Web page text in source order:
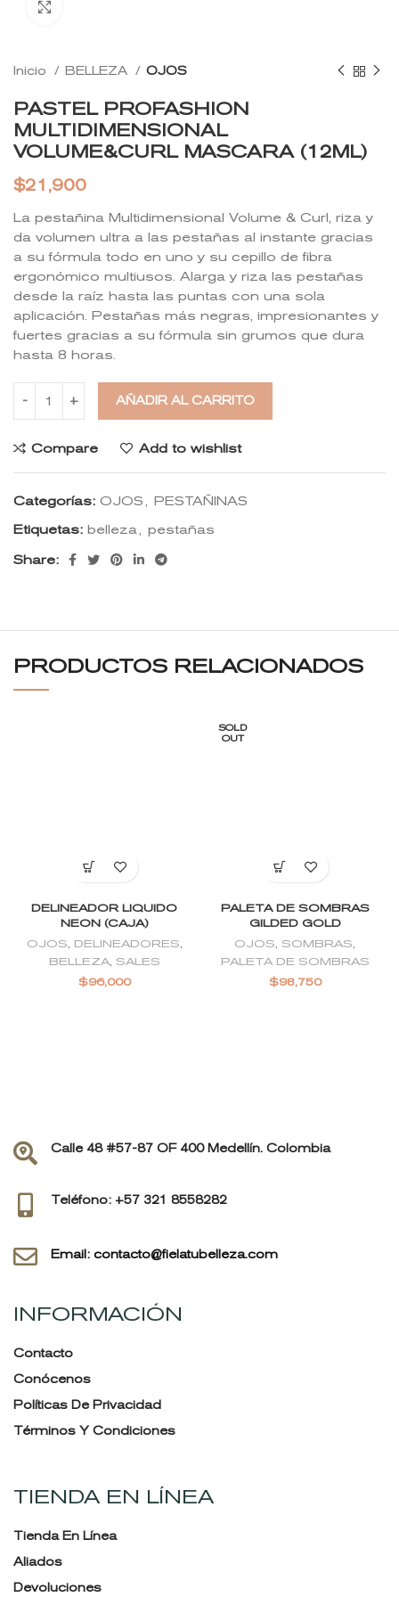
Inicio BELLEZA OJOS
PASTEL PROFASHION
MULTIDIMENSIONAL
VOLUME&CURL MASCARA (12ML)
$21,900
La pestañina Multidimensional Volume & Curl, riza y
da volumen ultra a las pestañas al instante gracias
a su fórmula todo en uno y su cepillo de fibra
ergonómico multiusos. Alarga y riza las pestañas
desde la raíz hasta las puntas con una sola
aplicación. Pestañas más negras, impresionantes y
fuertes gracias a su fórmula sin grumos que dura
hasta 8 horas.
AÑADIR AL CARRITO
Compare Add to wishlist
Categorías: OJOS
PESTAÑINAS
Etiquetas: belleza pestañas
Share:
PRODUCTOS RELACIONADOS
DELINEADOR LIQUIDO
NEON (CAJA)
OJOS, DELINEADORES,
BELLEZA, SALES
$96,000
SOLD
OUT
PALETA DE SOMBRAS
GILDED GOLD
OJOS, SOMBRAS,
PALETA DE SOMBRAS
$98,750
Calle 48 #57-87 OF 400 Medellín. Colombia
Teléfono: +57 321 8558282
Email: contacto@fielatubelleza.com
INFORMACIÓN
Contacto
Conócenos
Políticas De Privacidad
Términos Y Condiciones
TIENDA EN LÍNEA
Tienda En Línea
Aliados
Devoluciones